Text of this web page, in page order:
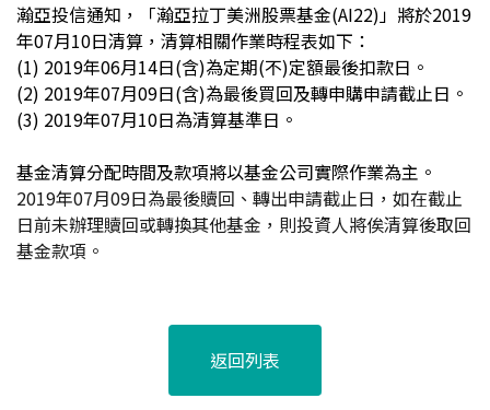
瀚亞投信通知，「瀚亞拉丁美洲股票基金(AI22)」將於2019
年07月10日清算，清算相關作業時程表如下：
(1) 2019年06月14日(含)為定期(不)定額最後扣款日。
(2) 2019年07月09日(含)為最後買回及轉申購申請截止日。
(3) 2019年07月10日為清算基準日。
基金清算分配時間及款項將以基金公司實際作業為主。
2019年07月09日為最後贖回、轉出申請截止日，如在截止
日前未辦理贖回或轉換其他基金，則投資人將俟清算後取回
基金款項。
返回列表